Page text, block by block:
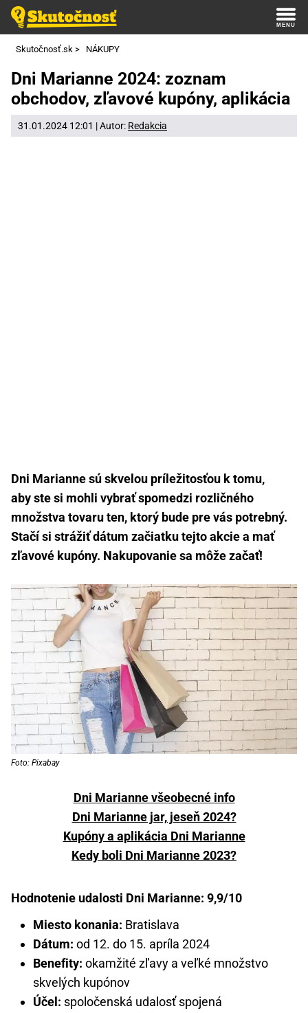
Skutočnosť.sk > NÁKUPY
Dni Marianne 2024: zoznam
obchodov, zľavové kupóny, aplikácia
31.01.2024 12:01 | Autor: Redakcia
Dni Marianne sú skvelou príležitosťou k tomu,
aby ste si mohli vybrať spomedzi rozličného
množstva tovaru ten, ktorý bude pre vás potrebný.
Stačí si strážiť dátum začiatku tejto akcie a mať
zľavové kupóny. Nakupovanie sa môže začať!
Foto: Pixabay
Dni Marianne všeobecné info
Dni Marianne jar, jeseň 2024?
Kupóny a aplikácia Dni Marianne
Kedy boli Dni Marianne 2023?
Hodnotenie udalosti Dni Marianne: 9,9/10
Miesto konania: Bratislava
Dátum: od 12. do 15. apríla 2024
Benefity: okamžité zľavy a veľké množstvo
skvelých kupónov
Účel: spoločenská udalosť spojená